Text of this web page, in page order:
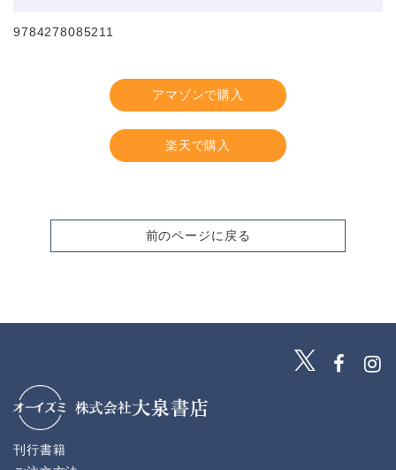
9784278085211
アマゾンで購入
楽天で購入
前のページに戻る
刊行書籍